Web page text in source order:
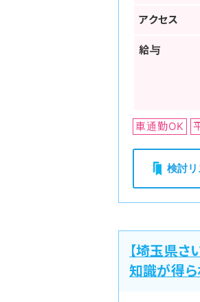
アクセス
給与
車通勤OK
検討
【埼玉県
知識が得